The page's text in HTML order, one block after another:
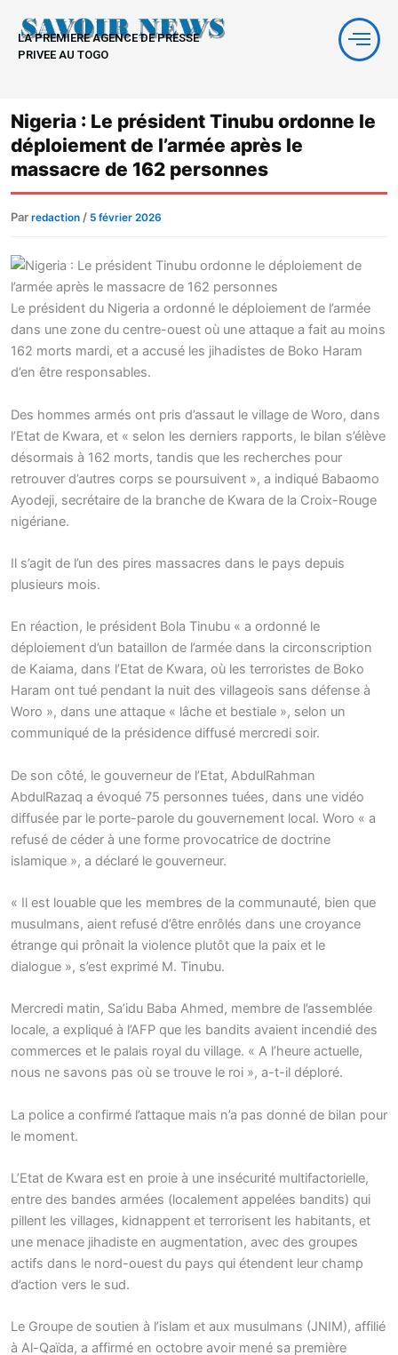
contenu
LA PREMIERE AGENCE DE PRESSE
PRIVEE AU TOGO
Nigeria : Le président Tinubu ordonne le
déploiement de l’armée après le
massacre de 162 personnes
Par redaction / 5 février 2026
Le président du Nigeria a ordonné le déploiement de l’armée
dans une zone du centre-ouest où une attaque a fait au moins
162 morts mardi, et a accusé les jihadistes de Boko Haram
d’en être responsables.
Des hommes armés ont pris d’assaut le village de Woro, dans
l’Etat de Kwara, et « selon les derniers rapports, le bilan s’élève
désormais à 162 morts, tandis que les recherches pour
retrouver d’autres corps se poursuivent », a indiqué Babaomo
Ayodeji, secrétaire de la branche de Kwara de la Croix-Rouge
nigériane.
Il s’agit de l’un des pires massacres dans le pays depuis
plusieurs mois.
En réaction, le président Bola Tinubu « a ordonné le
déploiement d’un bataillon de l’armée dans la circonscription
de Kaiama, dans l’Etat de Kwara, où les terroristes de Boko
Haram ont tué pendant la nuit des villageois sans défense à
Woro », dans une attaque « lâche et bestiale », selon un
communiqué de la présidence diffusé mercredi soir.
De son côté, le gouverneur de l’Etat, AbdulRahman
AbdulRazaq a évoqué 75 personnes tuées, dans une vidéo
diffusée par le porte-parole du gouvernement local. Woro « a
refusé de céder à une forme provocatrice de doctrine
islamique », a déclaré le gouverneur.
« Il est louable que les membres de la communauté, bien que
musulmans, aient refusé d’être enrôlés dans une croyance
étrange qui prônait la violence plutôt que la paix et le
dialogue », s’est exprimé M. Tinubu.
Mercredi matin, Sa’idu Baba Ahmed, membre de l’assemblée
locale, a expliqué à l’AFP que les bandits avaient incendié des
commerces et le palais royal du village. « A l’heure actuelle,
nous ne savons pas où se trouve le roi », a-t-il déploré.
La police a confirmé l’attaque mais n’a pas donné de bilan pour
le moment.
L’Etat de Kwara est en proie à une insécurité multifactorielle,
entre des bandes armées (localement appelées bandits) qui
pillent les villages, kidnappent et terrorisent les habitants, et
une menace jihadiste en augmentation, avec des groupes
actifs dans le nord-ouest du pays qui étendent leur champ
d’action vers le sud.
Le Groupe de soutien à l’islam et aux musulmans (JNIM), affilié
à Al-Qaïda, a affirmé en octobre avoir mené sa première